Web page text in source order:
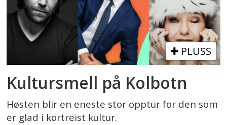
PLUSS
Kultursmell på Kolbotn
Høsten blir en eneste stor opptur for den som
er glad i kortreist kultur.